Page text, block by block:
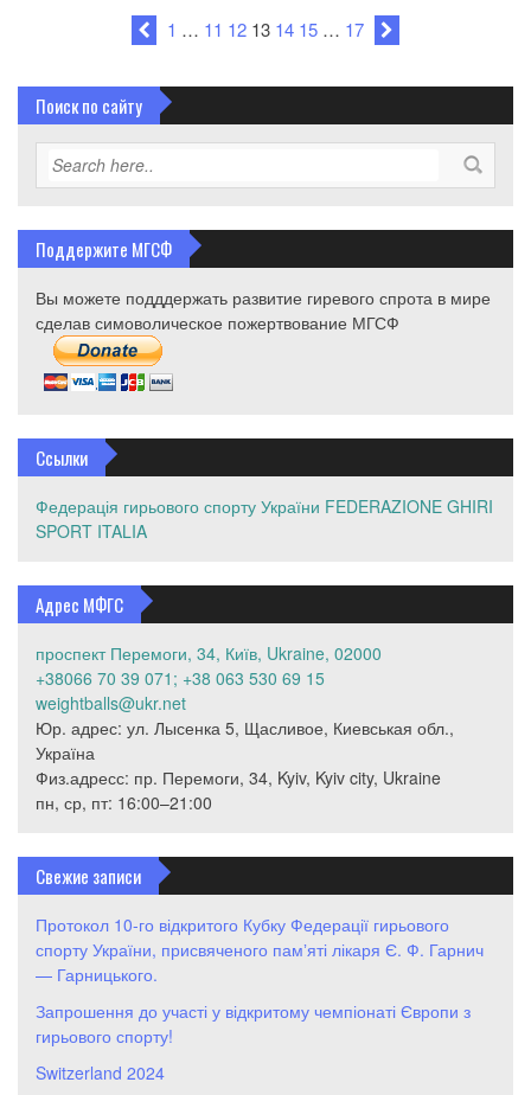
1 … 11 12 13 14 15 … 17
Поиск по сайту
Поддержите МГСФ
Вы можете подддержать развитие гиревого спрота в мире
сделав симоволическое пожертвование МГСФ
Ссылки
Федерація гирьового спорту України FEDERAZIONE GHIRI
SPORT ITALIA
Адрес МФГС
проспект Перемоги, 34, Київ, Ukraine, 02000
+38066 70 39 071; +38 063 530 69 15
weightballs@ukr.net
Юр. адрес: ул. Лысенка 5, Щасливое, Киевськая обл.,
Україна
Физ.адресс: пр. Перемоги, 34, Kyiv, Kyiv city, Ukraine
пн, ср, пт: 16:00–21:00
Свежие записи
Протокол 10-го відкритого Кубку Федерації гирьового
спорту України, присвяченого памʼяті лікаря Є. Ф. Гарнич
— Гарницького.
Запрошення до участі у відкритому чемпіонаті Європи з
гирьового спорту!
Switzerland 2024